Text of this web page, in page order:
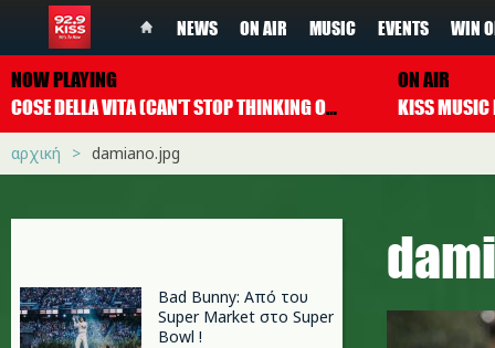
NEWS ON AIR MUSIC EVENTS WIN
NOW PLAYING
COSE DELLA VITA (CAN'T STOP THINKING OF YOU)
EROS
ON AIR
αρχική damiano.jpg
Bad Bunny: Από του
Super Market στο Super
Bowl !